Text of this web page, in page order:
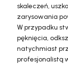
skaleczeń,
zarysowania
W przypadku
pęknięcia,
natychmiast
profesjonalistą